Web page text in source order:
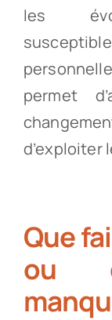
les
permet
d’exploiter
Que
ou